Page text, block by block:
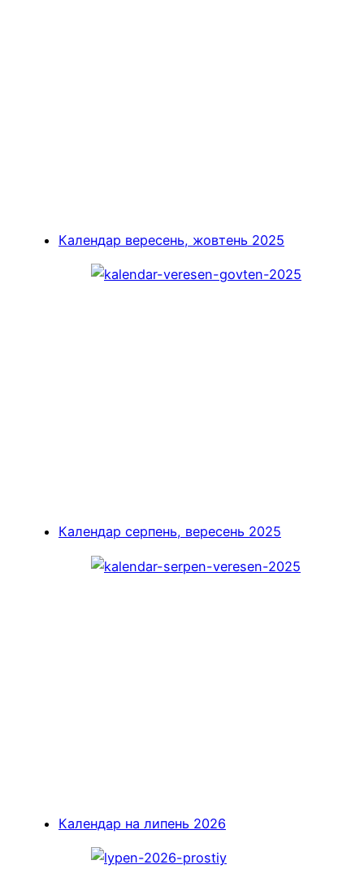
Календар вересень, жовтень 2025
Календар серпень, вересень 2025
Календар на липень 2026